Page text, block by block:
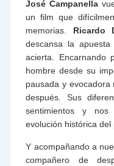
José Campanella
un film que
memorias.
Ricardo
descansa la
acierta. Encarnando
hombre desde su
pausada y evocadora
después. Sus
sentimientos y
evolución histórica del
Y acompañando a
compañero de